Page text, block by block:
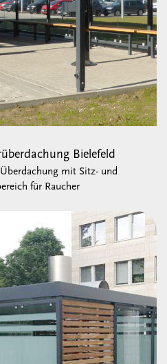
Bielefeld
mit Sitz- und
für Raucher